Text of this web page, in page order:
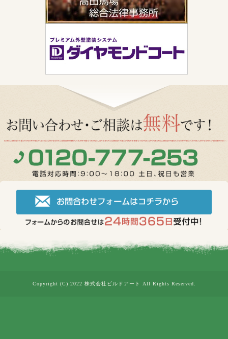
Copyright (C) 2022 株式会社ビルドアート All Rights Reserved.